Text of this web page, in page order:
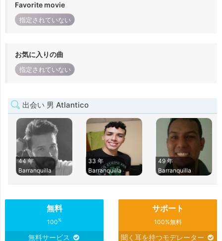
Favorite movie
指定されていない
お気に入りの曲
指定されていない
出会い 男 Atlantico
44 年
Barranquilla
33 年
Barranquilla
49 年
Barranquilla
無料
100%
無料サービス
サポート
100%無料
聞く耳を持つモデレーター